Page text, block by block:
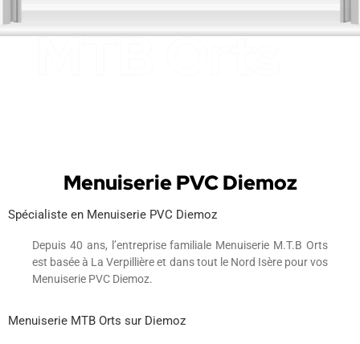
Menuiserie PVC Diemoz
Spécialiste en Menuiserie PVC Diemoz
Depuis 40 ans, l’entreprise familiale Menuiserie M.T.B Orts
est basée à La Verpillière et dans tout le Nord Isère pour vos
Menuiserie PVC Diemoz.
Menuiserie MTB Orts sur Diemoz